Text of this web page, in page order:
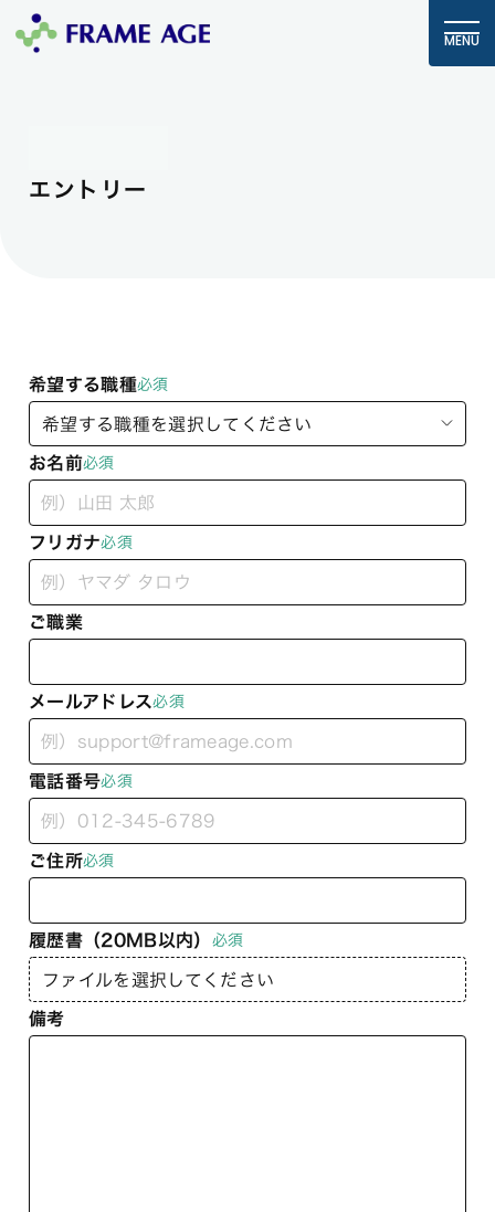
MENU
エントリー
希望する職種必須
お名前必須
フリガナ必須
ご職業
メールアドレス必須
電話番号必須
ご住所必須
履歴書（20MB以内） 必須
ファイルを選択してください
備考